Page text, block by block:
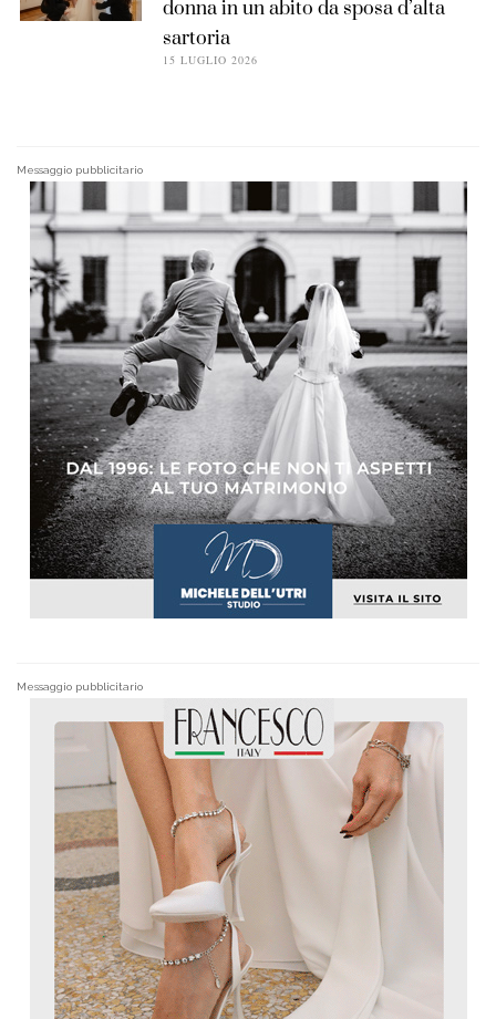
donna in un abito da sposa d’alta
sartoria
15 LUGLIO 2026
Messaggio pubblicitario
Messaggio pubblicitario